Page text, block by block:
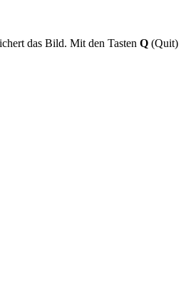
das Bild. Mit den Tasten Q (Quit)